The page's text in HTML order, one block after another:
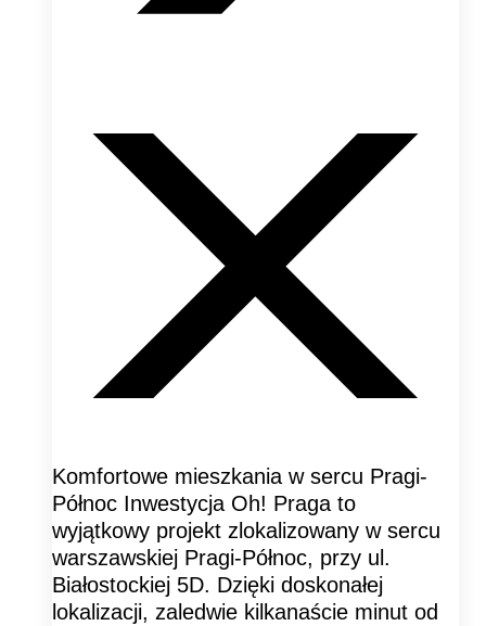
Komfortowe mieszkania w sercu Pragi-
Północ Inwestycja Oh! Praga to
wyjątkowy projekt zlokalizowany w sercu
warszawskiej Pragi-Północ, przy ul.
Białostockiej 5D. Dzięki doskonałej
lokalizacji, zaledwie kilkanaście minut od